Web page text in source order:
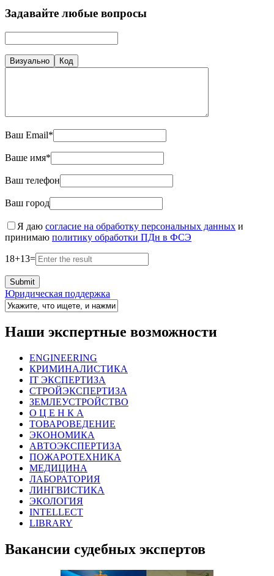
Задавайте любые вопросы
Визуально Код
Ваш Email*
Ваше имя*
Ваш телефон
Ваш город
Я даю согласие на обработку персональных данных и
принимаю политику обработки ПДн в ФСЭ
18+13=
Юридическая поддержка
Наши экспертные возможности
ENGINEERING
КРИМИНАЛИСТИКА
IT ЭКСПЕРТИЗА
СТРОЙЭКСПЕРТИЗА
ЗЕМЛЕУСТРОЙСТВО
О Ц Е Н К А
ТОВАРОВЕДЕНИЕ
ЭКОНОМИКА
АВТОЭКСПЕРТИЗА
ПОЖАРОТЕХНИКА
МЕДИЦИНА
ЛАБОРАТОРИЯ
ЛИНГВИСТИКА
ЭКОЛОГИЯ
INTELLECT
LIBRARY
Вакансии судебных экспертов